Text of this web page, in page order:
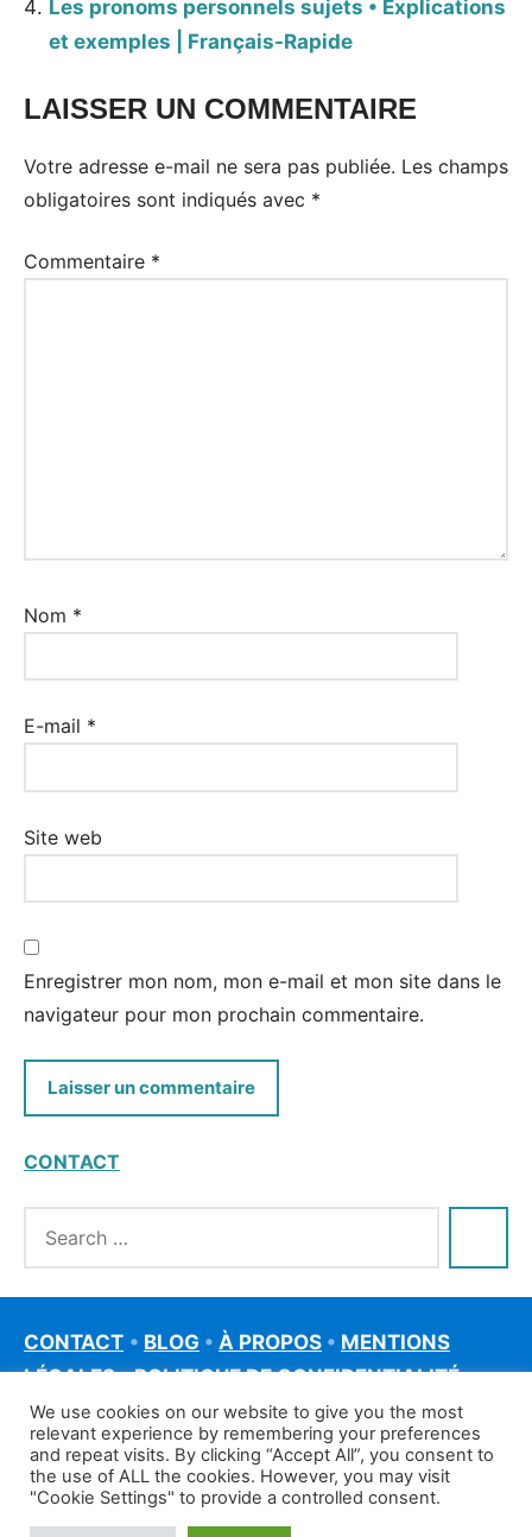
Les pronoms personnels sujets • Explications
et exemples | Français-Rapide
LAISSER UN COMMENTAIRE
Votre adresse e-mail ne sera pas publiée. Les champs
obligatoires sont indiqués avec *
Commentaire *
Nom *
E-mail *
Site web
Enregistrer mon nom, mon e-mail et mon site dans le
navigateur pour mon prochain commentaire.
CONTACT
CONTACT • BLOG • À PROPOS • MENTIONS
LÉGALES•POLITIQUE DE CONFIDENTIALITÉ
We use cookies on our website to give you the most
relevant experience by remembering your preferences
and repeat visits. By clicking “Accept All”, you consent to
the use of ALL the cookies. However, you may visit
"Cookie Settings" to provide a controlled consent.